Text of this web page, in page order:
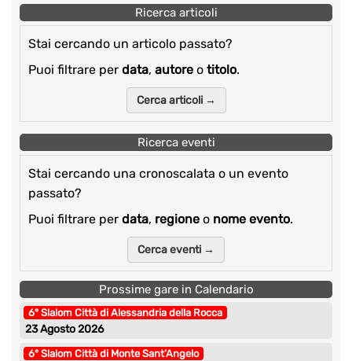
Ricerca articoli
Stai cercando un articolo passato?
Puoi filtrare per data, autore o titolo.
Cerca articoli →
Ricerca eventi
Stai cercando una cronoscalata o un evento
passato?
Puoi filtrare per data, regione o nome evento.
Cerca eventi →
Prossime gare in Calendario
6° Slalom Città di Alessandria della Rocca
23 Agosto 2026
6° Slalom Città di Monte Sant’Angelo